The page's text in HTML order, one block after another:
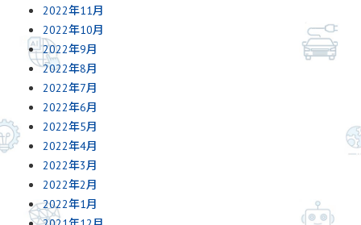
2022年11月
2022年10月
2022年9月
2022年8月
2022年7月
2022年6月
2022年5月
2022年4月
2022年3月
2022年2月
2022年1月